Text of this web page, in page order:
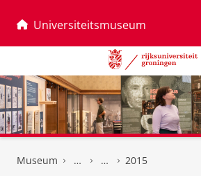
Universiteitsmuseum
Museum 2015